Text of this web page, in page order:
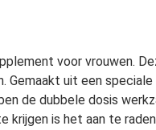
voor vrouwen.
uit een speciale
de dubbele dosis
krijgen is het aan te